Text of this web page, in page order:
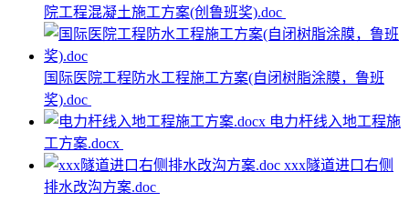
院工程混凝土施工方案(创鲁班奖).doc
国际医院工程防水工程施工方案(自闭树脂涂膜，鲁班
奖).doc
电力杆线入地工程施
工方案.docx
xxx隧道进口右侧
排水改沟方案.doc